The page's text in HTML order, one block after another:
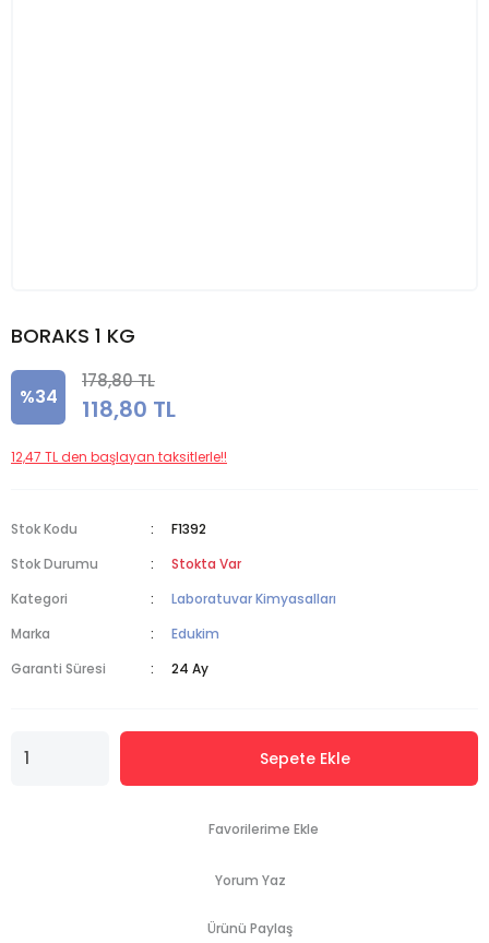
BORAKS 1 KG
%34
178,80 TL
118,80 TL
12,47 TL den başlayan taksitlerle!!
Stok Kodu
F1392
Stok Durumu
Stokta Var
Kategori
Laboratuvar Kimyasalları
Marka
Edukim
Garanti Süresi
24 Ay
Sepete Ekle
Yorum Yaz
Ürünü Paylaş